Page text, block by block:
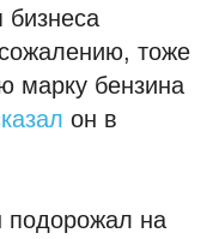
бизнеса
тоже
марку бензина
он в
подорожал на